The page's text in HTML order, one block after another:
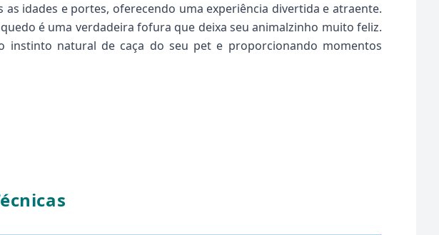
idades e portes, oferecendo uma experiência divertida e atraente.
é uma verdadeira fofura que deixa seu animalzinho muito feliz.
instinto natural de caça do seu pet e proporcionando momentos